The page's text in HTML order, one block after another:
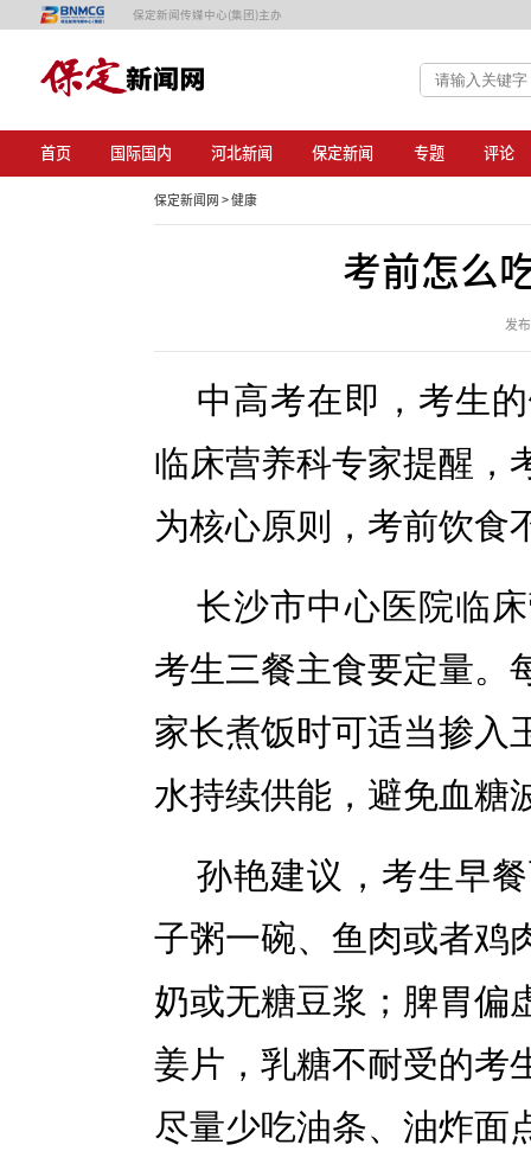
保定新闻传媒中心(集团)主办
首页 国际国内 河北新闻 保定新闻 专题 评论
保定新闻网 >健康
考前怎么
发
中高考在即，考生
临床营养科专家提醒，
为核心原则，考前饮食
长沙市中心医院临
考生三餐主食要定量。
家长煮饭时可适当掺入
水持续供能，避免血糖
孙艳建议，考生早
子粥一碗、鱼肉或者鸡
奶或无糖豆浆；脾胃偏
姜片，乳糖不耐受的考
尽量少吃油条、油炸面